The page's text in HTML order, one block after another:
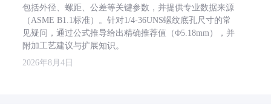
包括外径、螺距、公差等关键参数，并提供专业数据来源
（ASME B1.1标准）。针对1/4-36UNS螺纹底孔尺寸的常
见疑问，通过公式推导给出精确推荐值（Φ5.18mm），并
附加工艺建议与扩展知识。
2026年8月4日